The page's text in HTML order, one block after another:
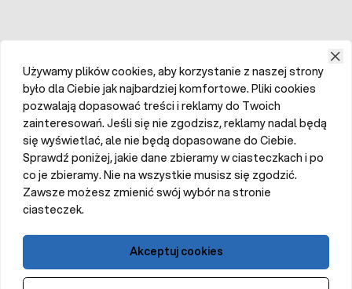
Używamy plików cookies, aby korzystanie z naszej strony
było dla Ciebie jak najbardziej komfortowe. Pliki cookies
pozwalają dopasować treści i reklamy do Twoich
zainteresowań. Jeśli się nie zgodzisz, reklamy nadal będą
się wyświetlać, ale nie będą dopasowane do Ciebie.
Sprawdź poniżej, jakie dane zbieramy w ciasteczkach i po
co je zbieramy. Nie na wszystkie musisz się zgodzić.
Zawsze możesz zmienić swój wybór na stronie
ciasteczek.
Akceptuj cookies